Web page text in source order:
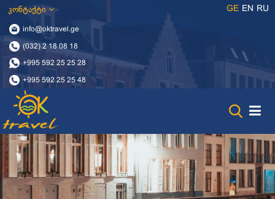
კონტაქტი
info@oktravel.ge
(032) 2 18 08 18
+995 592 25 25 28
+995 592 25 25 48
GE EN RU